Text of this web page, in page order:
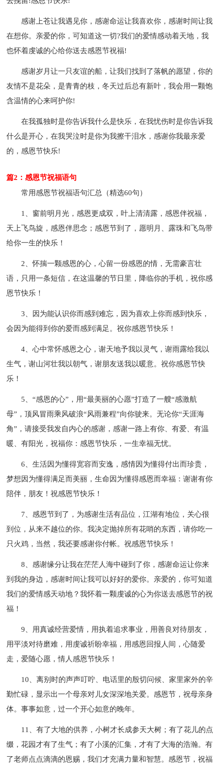
感谢上苍让我遇见你，感谢命运让我喜欢你，感谢时间让我
在想你。亲爱的你，可知道这一切?我们的爱情感动着天地，我
也怀着虔诚的心给你送去感恩节祝福!
感谢岁月让一只友谊的船，让我们找到了落帆的愿望，你的
友情不是花朵，是青青的枝，冬天过后总有新叶，我会用一颗饱
含温情的心来呵护你!
在我孤独时是你告诉我什么是快乐，在我忧伤时是你告诉我
什么是开心，在我哭泣时是你为我擦干泪水，感谢你我最亲爱
的，感恩节快乐!
篇2：感恩节祝福语句
常用感恩节祝福语句汇总（精选60句）
1、窗前明月光，感恩更成双，叶上清清露，感恩伴祝福，
天上飞鸟旋，感恩伴思念；感恩节到了，愿明月、露珠和飞鸟带
给你一生的快乐！
2、怀揣一颗感恩的心，心留一份感恩的情，无需豪言壮
语，只用一条短信，在这温馨的节日里，降临你的手机，祝你感
恩节快乐！
3、因为能认识你而感到难忘，因为喜欢上你而感到快乐，
会因为能得到你的爱而感到满足。祝你感恩节快乐！
4、心中常怀感恩之心，谢天地予我以灵气，谢雨露给我以
生气，谢山河壮我以朝气，谢朋友送我以暖意。祝你感恩节快
乐！
5、“感恩的心”，用“最美丽的心愿”打造了一艘“感激航
母”，顶风冒雨乘风破浪“风雨兼程”向你驶来。无论你“天涯海
角”，请接受我发自内心的感谢，感谢一路上有你、有爱、有温
暖、有阳光，祝福你：感恩节快乐，一生幸福无忧。
6、生活因为懂得宽容而安逸，感情因为懂得付出而珍贵，
梦想因为懂得满足而美丽，生命因为懂得感恩而幸福：谢谢有你
陪伴，朋友！祝感恩节快乐！
7、感恩节到了，为感谢生活有品位，江湖有地位，关心很
到位，从来不越位的你。我决定抛掉所有花哨的东西，请你吃一
只火鸡，当然，我还要感谢你付帐。祝感恩节快乐！
8、感谢缘分让我在茫茫人海中碰到了你，感谢命运让你来
到我的身边，感谢时间让我可以好好的爱你。亲爱的，你可知道
我们的爱情感天动地？我怀着一颗虔诚的心为你送去感恩节的祝
福！
9、用真诚经营爱情，用执着追求事业，用善良对待朋友，
用平淡对待磨难，用虔诚祈盼幸福，用感恩回报人间，心随爱
走，爱随心愿，情人感恩节快乐！
10、离别时的声声叮咛、电话里的殷切问候、家里家外的辛
勤忙碌，显示出一个母亲对儿女深深地关爱。感恩节，祝母亲身
体。事事如意，过一个开心如意的晚年。
11、有了大地的供养，小树才长成参天大树；有了花儿的点
缀，花园才有了生气；有了小溪的汇集，才有了大海的浩瀚。有
了老师点点滴滴的恩赐，我们才充满力量和智慧。感恩节，祝福